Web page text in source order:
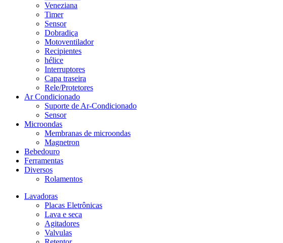
Veneziana
Timer
Sensor
Dobradiça
Motoventilador
Recipientes
hélice
Interruptores
Capa traseira
Rele/Protetores
Ar Condicionado
Suporte de Ar-Condicionado
Sensor
Microondas
Membranas de microondas
Magnetron
Bebedouro
Ferramentas
Diversos
Rolamentos
Lavadoras
Placas Eletrônicas
Lava e seca
Agitadores
Valvulas